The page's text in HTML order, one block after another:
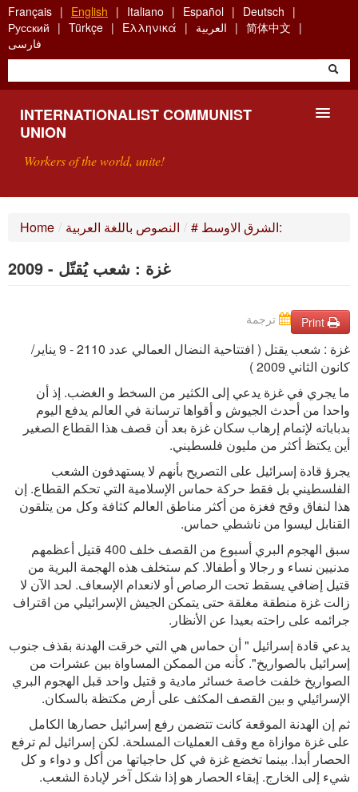
Skip
to
main
content
Français English Italiano Español
Deutsch
Русский
Türkçe Ελληνικά العربية
简体中文
فارسی
INTERNATIONALIST COMMUNIST
UNION
Workers of the world, unite!
Home / النصوص باللغة العربية / # الشرق الاوسط:
غزة : شعب يُقتّل - 2009
Print ترجمة
غزة : شعب يقتل ( افتتاحية النضال العمالي عدد 2110 - 9 يناير/
كانون الثاني 2009 )
ما يجري في غزة يدعي إلى الكثير من السخط و الغضب. إذ أن
واحدا من أحدث الجيوش و أقواها ترسانة في العالم يدفع اليوم
بدباباته لإتمام إرهاب سكان غزة بعد أن قصف هذا القطاع الصغير
أين يكتظ أكثر من مليون فلسطيني.
يجرؤ قادة إسرائيل على التصريح بأنهم لا يستهدفون الشعب
الفلسطيني بل فقط حركة حماس الإسلامية التي تحكم القطاع. إن
هذا لنفاق وقح فغزة من أكثر مناطق العالم كثافة وكل من يتلقون
القنابل ليسوا من ناشطي حماس.
سبق الهجوم البري أسبوع من القصف خلف 400 قتيل أعظمهم
مدنيين نساء و رجالا و أطفالا. كم ستخلف هذه الهجمة البرية من
قتيل إضافي يسقط تحت الرصاص أو لانعدام الإسعاف. لحد الآن لا
زالت غزة منطقة مغلقة حتى يتمكن الجيش الإسرائيلي من اقتراف
جرائمه على راحته بعيدا عن الأنظار.
يدعي قادة إسرائيل " أن حماس هي التي خرقت الهدنة بقذف جنوب
إسرائيل بالصواريخ". كأنه من الممكن المساواة بين عشرات من
الصواريخ خلفت خاصة خسائر مادية و قتيل واحد قبل الهجوم البري
الإسرائيلي و بين القصف المكثف على أرض مكتظة بالسكان.
ثم إن الهدنة الموقعة كانت تتضمن رفع إسرائيل حصارها الكامل
على غزة موازاة مع وقف العمليات المسلحة. لكن إسرائيل لم ترفع
الحصار أبدا. بينما تخضع غزة في كل حاجياتها من أكل و دواء و كل
شيء إلى الخارج. إبقاء الحصار هو إذا شكل آخر لإبادة الشعب.